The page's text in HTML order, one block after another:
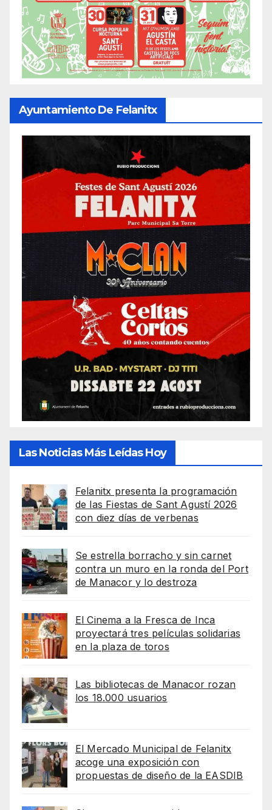
Ayuntamiento De Felanitx
Las Noticias Más Leídas Hoy
Felanitx presenta la programación
de las Fiestas de Sant Agustí 2026
con diez días de verbenas
Se estrella borracho y sin carnet
contra un muro en la ronda del Port
de Manacor y lo destroza
El Cinema a la Fresca de Inca
proyectará tres películas solidarias
en la plaza de toros
Las bibliotecas de Manacor rozan
los 18.000 usuarios
El Mercado Municipal de Felanitx
acoge una exposición con
propuestas de diseño de la EASDIB